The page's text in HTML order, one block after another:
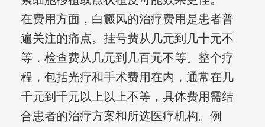
在费用方面，白癜风的治疗费用是患者普
遍关注的痛点。挂号费从几元到几十元不
等，检查费从几元到几百元不等。整个疗
程，包括光疗和手术费用在内，通常在几
千元到千元以上以上不等，具体费用需结
合患者的治疗方案和所选医疗机构。例